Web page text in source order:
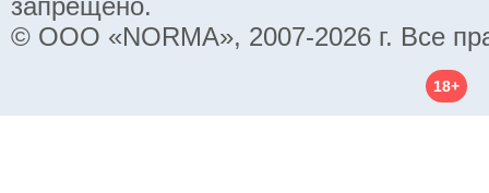
запрещено.
© ООО «NORMA», 2007-2026 г. Все
18+